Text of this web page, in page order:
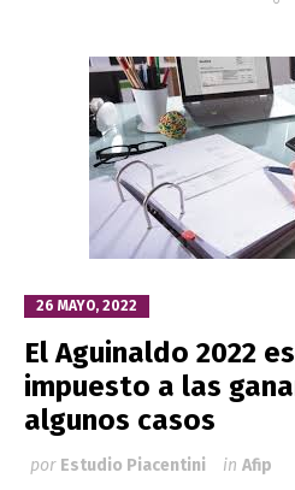
26 MAYO, 2022
El Aguinaldo 2022
impuesto a las
algunos casos
por Estudio Piacentini in Afip